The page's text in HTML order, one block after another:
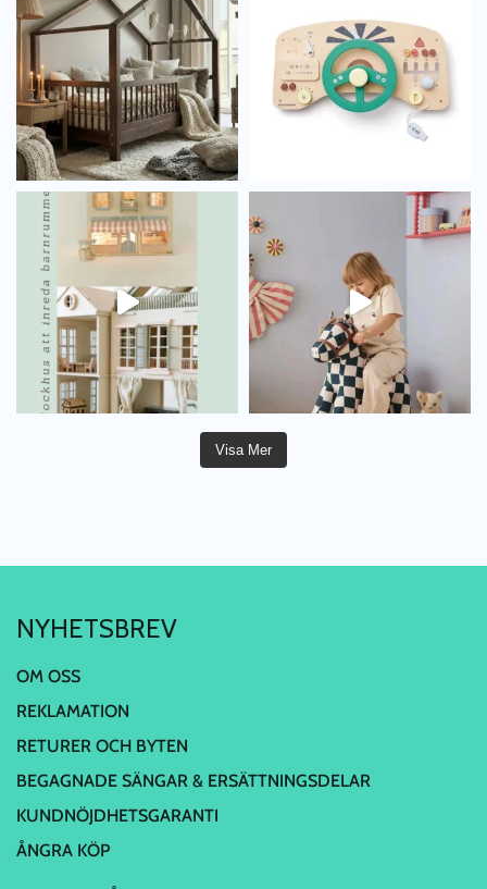
Visa Mer
NYHETSBREV
OM OSS
REKLAMATION
RETURER OCH BYTEN
BEGAGNADE SÄNGAR & ERSÄTTNINGSDELAR
KUNDNÖJDHETSGARANTI
ÅNGRA KÖP